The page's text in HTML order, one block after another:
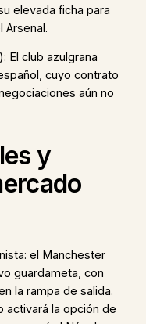
elevada ficha para
Arsenal.
El club azulgrana
cuyo contrato
aún no
y
el Manchester
guardameta, con
la rampa de salida.
activará la opción de